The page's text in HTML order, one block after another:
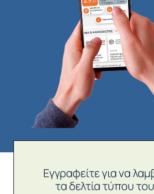
Εγγραφείτε για να
τα δελτία τύπου